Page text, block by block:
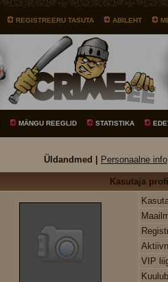
REGISTREERU TASUTA ABILEHT
MÄNGU REEGLID STATISTIKA
Üldandmed | Personaalne info
Kasutaja
VIP